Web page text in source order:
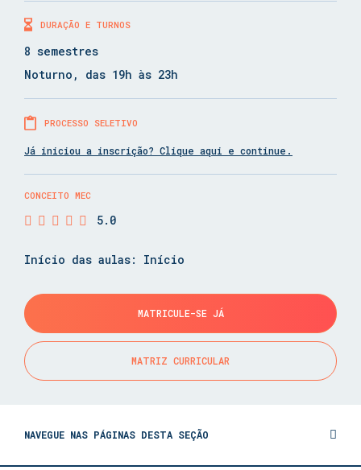
DURAÇÃO E TURNOS
8 semestres
Noturno, das 19h às 23h
PROCESSO SELETIVO
Já iniciou a inscrição? Clique aqui e continue.
CONCEITO MEC
5.0
Início das aulas: Início
MATRICULE-SE JÁ
MATRIZ CURRICULAR
NAVEGUE NAS PÁGINAS DESTA SEÇÃO